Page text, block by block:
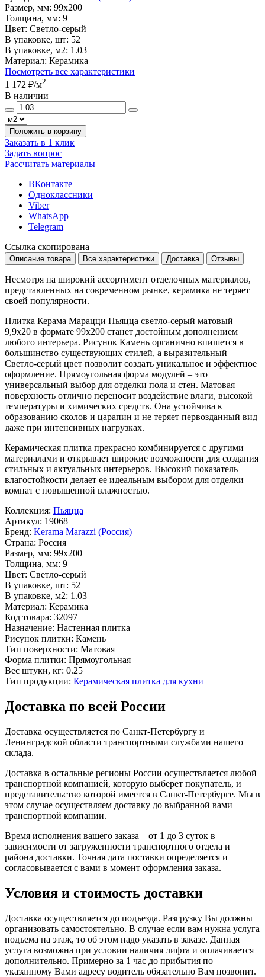
Размер, мм: 99x200
Толщина, мм: 9
Цвет: Светло-серый
В упаковке, шт: 52
В упаковке, м2: 1.03
Материал: Керамика
Посмотреть все характеристики
1 172 ₽/м2
В наличии
Положить в корзину
Заказать в 1 клик
Задать вопрос
Рассчитать материалы
ВКонтакте
Одноклассники
Viber
WhatsApp
Telegram
Ссылка скопирована
Описание товара Все характеристики Доставка Отзывы
Несмотря на широкий ассортимент отделочных материалов,
представленных на современном рынке, керамика не теряет
своей популярности.
Плитка Керама Марацци Пьяцца светло-серый матовый
9,9x20 в формате 99x200 станет достойным дополнением
любого интерьера. Рисунок Камень органично впишется в
большинство существующих стилей, а выразительный
Светло-серый цвет позволит создать уникальное и эффектное
оформление. Прямоугольная форма модулей – это
универсальный выбор для отделки пола и стен. Матовая
поверхность отлично переносит воздействие влаги, высокой
температуры и химических средств. Она устойчива к
образованию сколов и царапин и не теряет первозданный вид
даже при интенсивных нагрузках.
Керамическая плитка прекрасно комбинируется с другими
материалами и открывает широкие возможности для создания
стильных и актуальных интерьеров. Высокий показатель
влагостойкости делает ее идеальным выбором для отделки
комнат с повышенной влажностью.
Коллекция: Пьяцца
Артикул: 19068
Бренд: Kerama Marazzi (Россия)
Страна: Россия
Размер, мм: 99x200
Толщина, мм: 9
Цвет: Светло-серый
В упаковке, шт: 52
В упаковке, м2: 1.03
Материал: Керамика
Код товара: 32097
Назначение: Настенная плитка
Рисунок плитки: Камень
Тип поверхности: Матовая
Форма плитки: Прямоугольная
Вес штуки, кг: 0.25
Тип продукции: Керамическая плитка для кухни
Доставка по всей России
Доставка осуществляется по Санкт-Петербургу и
Ленинградской области транспортными службами нашего
склада.
Доставка в остальные регионы России осуществляется любой
транспортной компанией, которую выберет покупатель, и
представительство которой имеется в Санкт-Петербурге. Мы в
этом случае осуществляем доставку до выбранной вами
транспортной компании.
Время исполнения вашего заказа – от 1 до 3 суток в
зависимости от загруженности транспортного отдела и
района доставки. Точная дата поставки определяется и
согласовывается с вами в момент оформления заказа.
Условия и стоимость доставки
Доставка осуществляется до подъезда. Разгрузку Вы должны
организовать самостоятельно. В случае если вам нужна услуга
подъема на этаж, то об этом надо указать в заказе. Данная
услуга возможна при условии наличия лифта и оплачивается
дополнительно. Примерно за 1 час до прибытия по
указанному Вами адресу водитель обязательно Вам позвонит.